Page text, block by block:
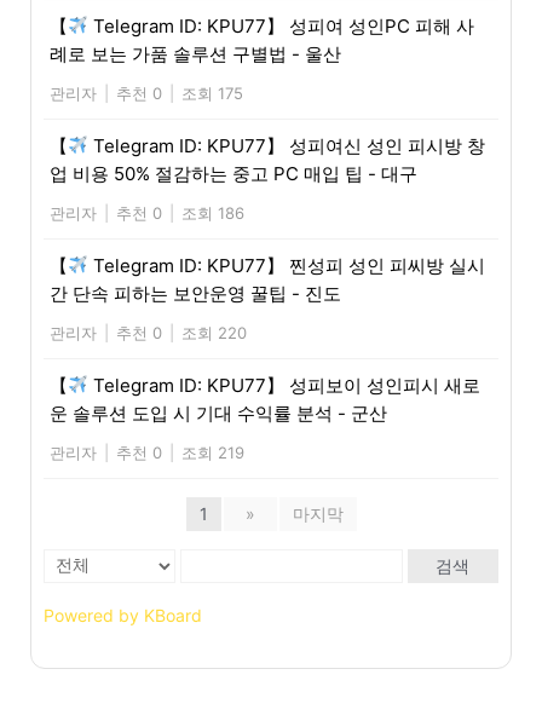
【
Telegram ID: KPU77】 성피여 성인PC 피해 사
례로 보는 가품 솔루션 구별법 - 울산
관리자 추천 0 조회 175
【
Telegram ID: KPU77】 성피여신 성인 피시방 창
업 비용 50% 절감하는 중고 PC 매입 팁 - 대구
관리자 추천 0 조회 186
【
Telegram ID: KPU77】 찐성피 성인 피씨방 실시
간 단속 피하는 보안운영 꿀팁 - 진도
관리자 추천 0 조회 220
【
Telegram ID: KPU77】 성피보이 성인피시 새로
운 솔루션 도입 시 기대 수익률 분석 - 군산
관리자 추천 0 조회 219
1 » 마지막
검색
Powered by KBoard